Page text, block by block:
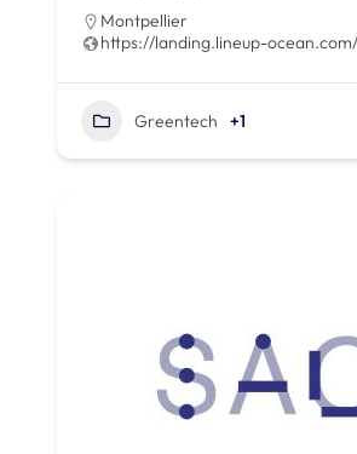
Montpellier
https://landing.lineup-ocean.com/
Greentech +1